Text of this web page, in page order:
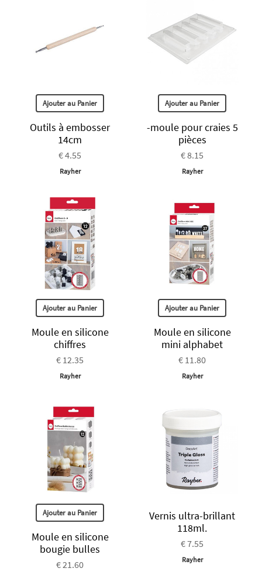
Ajouter au Panier
Outils à embosser
14cm
€ 4.55
Rayher
Ajouter au Panier
-moule pour craies 5
pièces
€ 8.15
Rayher
Ajouter au Panier
Moule en silicone
chiffres
€ 12.35
Rayher
Ajouter au Panier
Moule en silicone
mini alphabet
€ 11.80
Rayher
Ajouter au Panier
Moule en silicone
bougie bulles
€ 21.60
Vernis ultra-brillant
118ml.
€ 7.55
Rayher